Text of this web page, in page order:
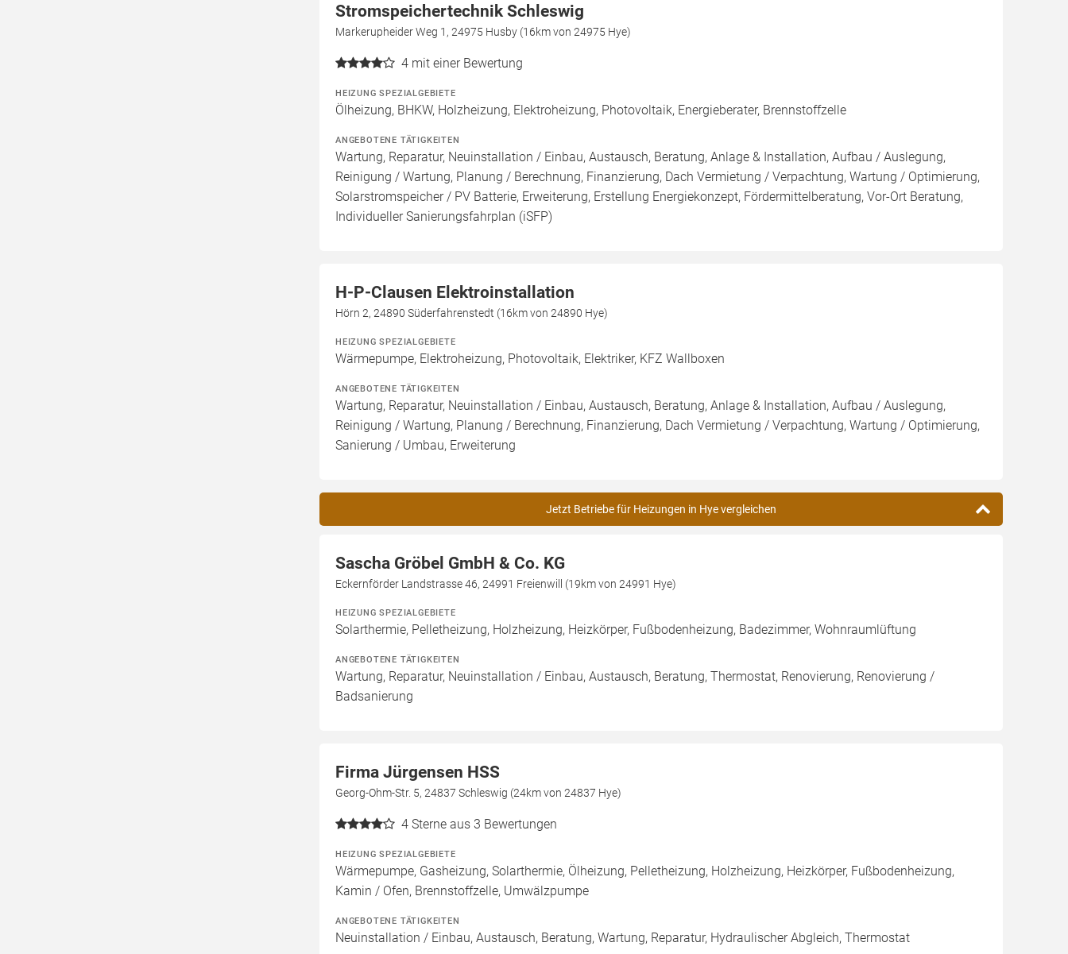
Stromspeichertechnik Schleswig
Markerupheider Weg 1, 24975 Husby (16km von 24975 Hye)
4 mit einer Bewertung
HEIZUNG SPEZIALGEBIETE
Ölheizung, BHKW, Holzheizung, Elektroheizung, Photovoltaik, Energieberater, Brennstoffzelle
ANGEBOTENE TÄTIGKEITEN
Wartung, Reparatur, Neuinstallation / Einbau, Austausch, Beratung, Anlage & Installation, Aufbau / Auslegung,
Reinigung / Wartung, Planung / Berechnung, Finanzierung, Dach Vermietung / Verpachtung, Wartung / Optimierung,
Solarstromspeicher / PV Batterie, Erweiterung, Erstellung Energiekonzept, Fördermittelberatung, Vor-Ort Beratung,
Individueller Sanierungsfahrplan (iSFP)
H-P-Clausen Elektroinstallation
Hörn 2, 24890 Süderfahrenstedt (16km von 24890 Hye)
HEIZUNG SPEZIALGEBIETE
Wärmepumpe, Elektroheizung, Photovoltaik, Elektriker, KFZ Wallboxen
ANGEBOTENE TÄTIGKEITEN
Wartung, Reparatur, Neuinstallation / Einbau, Austausch, Beratung, Anlage & Installation, Aufbau / Auslegung,
Reinigung / Wartung, Planung / Berechnung, Finanzierung, Dach Vermietung / Verpachtung, Wartung / Optimierung,
Sanierung / Umbau, Erweiterung
Jetzt Betriebe für Heizungen in Hye vergleichen
Sascha Gröbel GmbH & Co. KG
Eckernförder Landstrasse 46, 24991 Freienwill (19km von 24991 Hye)
HEIZUNG SPEZIALGEBIETE
Solarthermie, Pelletheizung, Holzheizung, Heizkörper, Fußbodenheizung, Badezimmer, Wohnraumlüftung
ANGEBOTENE TÄTIGKEITEN
Wartung, Reparatur, Neuinstallation / Einbau, Austausch, Beratung, Thermostat, Renovierung, Renovierung /
Badsanierung
Firma Jürgensen HSS
Georg-Ohm-Str. 5, 24837 Schleswig (24km von 24837 Hye)
4 Sterne aus 3 Bewertungen
HEIZUNG SPEZIALGEBIETE
Wärmepumpe, Gasheizung, Solarthermie, Ölheizung, Pelletheizung, Holzheizung, Heizkörper, Fußbodenheizung,
Kamin / Ofen, Brennstoffzelle, Umwälzpumpe
ANGEBOTENE TÄTIGKEITEN
Neuinstallation / Einbau, Austausch, Beratung, Wartung, Reparatur, Hydraulischer Abgleich, Thermostat